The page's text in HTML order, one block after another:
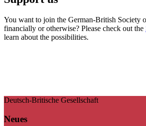
You want to join the German-British Society
financially or otherwise? Please check out the
learn about the possibilities.
Deutsch-Britische Gesellschaft
Neues